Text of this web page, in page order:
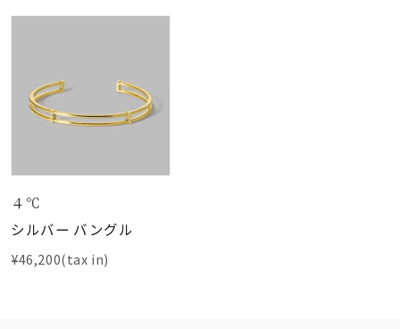
４℃
シルバー バングル
¥46,200(tax in)